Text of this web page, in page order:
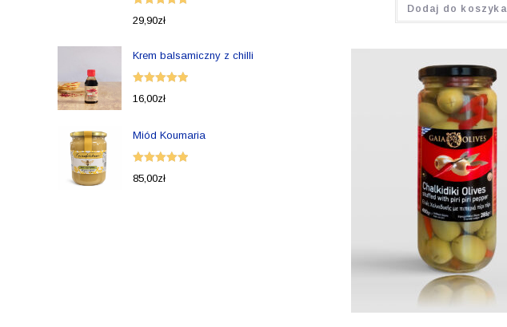
4.50na 5
Dodaj do koszyka
Oceniono
29,90zł
Krem balsamiczny z chilli
Oceniono
16,00zł
Miód Koumaria
Oceniono
85,00zł